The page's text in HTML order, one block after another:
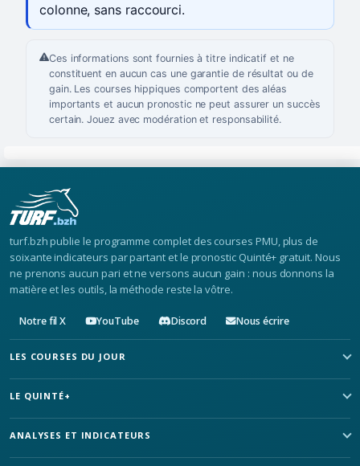
colonne, sans raccourci.
Ces informations sont fournies à titre indicatif et ne
constituent en aucun cas une garantie de résultat ou de
gain. Les courses hippiques comportent des aléas
importants et aucun pronostic ne peut assurer un succès
certain. Jouez avec modération et responsabilité.
turf.bzh publie le programme complet des courses PMU, plus de
soixante indicateurs par partant et le pronostic Quinté+ gratuit. Nous
ne prenons aucun pari et ne versons aucun gain : nous donnons la
matière et les outils, la méthode reste la vôtre.
Notre fil X YouTube Discord Nous écrire
LES COURSES DU JOUR
LE QUINTÉ+
ANALYSES ET INDICATEURS